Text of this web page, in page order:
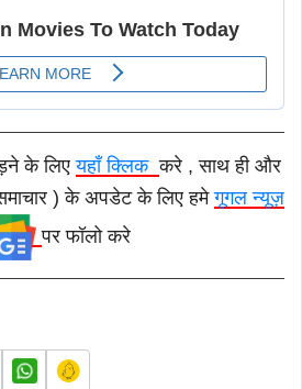
के लिएयहाँ क्लिककरे , साथ ही और
) के अपडेट के लिए हमेगूगल न्यूज़
पर फॉलो करे